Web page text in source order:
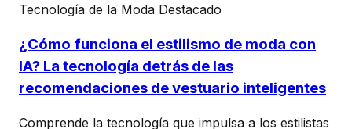
Tecnología de la Moda Destacado
¿Cómo funciona el estilismo de moda con
IA? La tecnología detrás de las
recomendaciones de vestuario inteligentes
Comprende la tecnología que impulsa a los estilistas